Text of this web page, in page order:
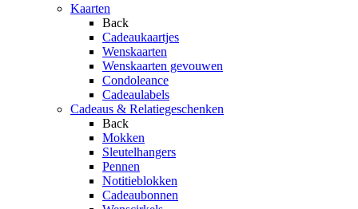
Kaarten
Back
Cadeaukaartjes
Wenskaarten
Wenskaarten gevouwen
Condoleance
Cadeaulabels
Cadeaus & Relatiegeschenken
Back
Mokken
Sleutelhangers
Pennen
Notitieblokken
Cadeaubonnen